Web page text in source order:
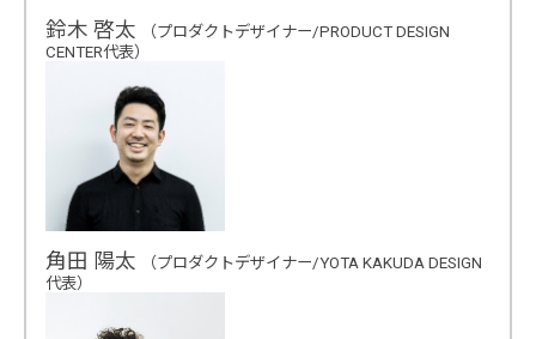
鈴木 啓太
（プロダクトデザイナー/PRODUCT DESIGN
CENTER代表）
角田 陽太
（プロダクトデザイナー/YOTA KAKUDA DESIGN
代表）